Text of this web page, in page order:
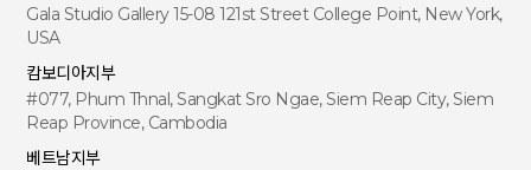
Gala Studio Gallery 15-08 121st Street College Point, New York,
USA
캄보디아지부
#077, Phum Thnal, Sangkat Sro Ngae, Siem Reap City, Siem
Reap Province, Cambodia
베트남지부